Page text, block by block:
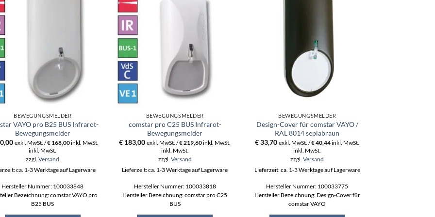
BEWEGUNGSMELDER
VAYO pro B25 BUS Infrarot-
Bewegungsmelder
exkl. MwSt. /€168,00inkl. MwSt.
inkl. MwSt.
zzgl.Versand
ca. 1-3 Werktage auf Lagerware
Hersteller Nummer: 100033848
Bezeichnung: comstar VAYO pro
B25 BUS
BEWEGUNGSMELDER
comstar pro C25 BUS Infrarot-
Bewegungsmelder
€ 183,00 exkl. MwSt. /€ 219,60inkl. MwSt.
inkl. MwSt.
zzgl. Versand
Lieferzeit: ca. 1-3 Werktage auf Lagerware
Hersteller Nummer: 100033818
Hersteller Bezeichnung: comstar pro C25
BUS
BEWEGUNGSMELDER
Design-Cover für comstar VAYO /
RAL 8014 sepiabraun
€33,70 exkl. MwSt. /€40,44inkl. MwSt.
inkl. MwSt.
zzgl.Versand
Lieferzeit: ca. 1-3 Werktage auf Lagerware
Hersteller Nummer: 100033775
Hersteller Bezeichnung: Design-Cover für
comstar VAYO